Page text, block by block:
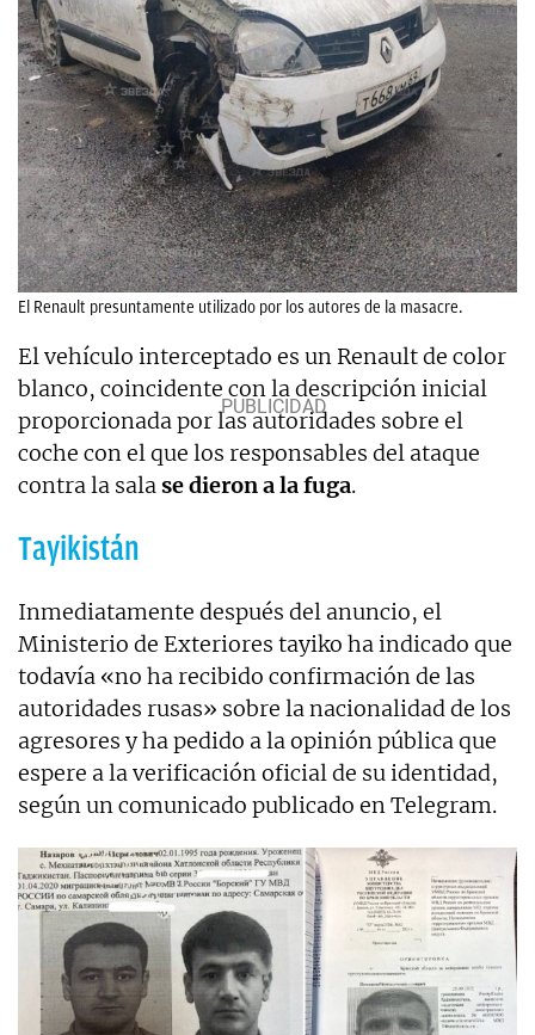
El Renault presuntamente utilizado por los autores de la masacre.
El vehículo interceptado es un Renault de color
blanco, coincidente con la descripción inicial
proporcionada por las autoridades sobre el
coche con el que los responsables del ataque
contra la salase dieron a la fuga.
Tayikistán
Inmediatamente después del anuncio, el
Ministerio de Exteriores tayiko ha indicado que
todavía «no ha recibido confirmación de las
autoridades rusas» sobre la nacionalidad de los
agresores y ha pedido a la opinión pública que
espere a la verificación oficial de su identidad,
según un comunicado publicado en Telegram.